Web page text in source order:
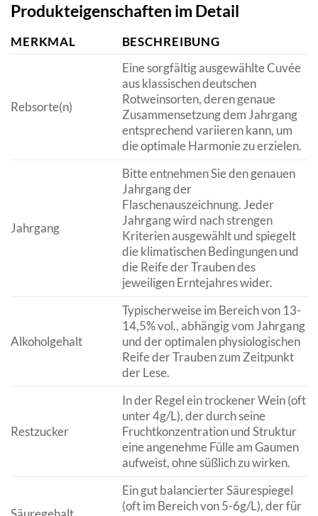
Produkteigenschaften im Detail
MERKMAL BESCHREIBUNG
Rebsorte(n)
Eine sorgfältig ausgewählte Cuvée
aus klassischen deutschen
Rotweinsorten, deren genaue
Zusammensetzung dem Jahrgang
entsprechend variieren kann, um
die optimale Harmonie zu erzielen.
Jahrgang
Bitte entnehmen Sie den genauen
Jahrgang der
Flaschenauszeichnung. Jeder
Jahrgang wird nach strengen
Kriterien ausgewählt und spiegelt
die klimatischen Bedingungen und
die Reife der Trauben des
jeweiligen Erntejahres wider.
Alkoholgehalt
Typischerweise im Bereich von 13-
14,5% vol., abhängig vom Jahrgang
und der optimalen physiologischen
Reife der Trauben zum Zeitpunkt
der Lese.
Restzucker
In der Regel ein trockener Wein (oft
unter 4g/L), der durch seine
Fruchtkonzentration und Struktur
eine angenehme Fülle am Gaumen
aufweist, ohne süßlich zu wirken.
Ein gut balancierter Säurespiegel
(oft im Bereich von 5-6g/L), der für